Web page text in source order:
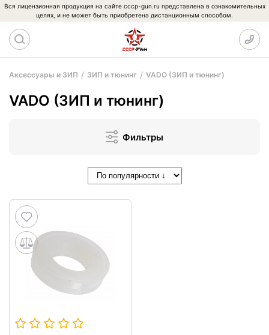
Вся лицензионная продукция на сайте cccp-gun.ru представлена в ознакомительных
целях, и не может быть приобретена дистанционным способом.
Аксессуары и ЗИП ЗИП и тюнинг VADO (ЗИП и тюнинг)
VADO (ЗИП и тюнинг)
Фильтры